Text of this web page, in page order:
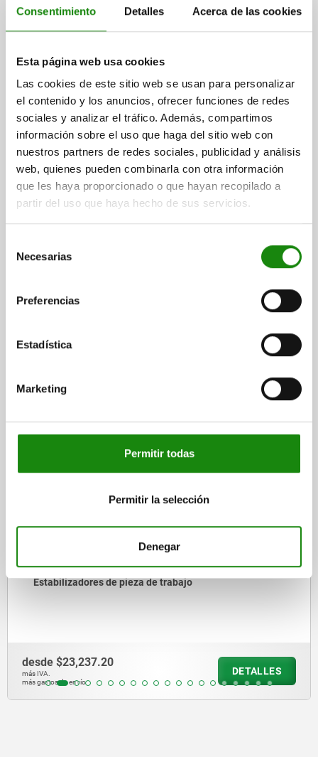
Consentimiento Detalles Acerca de las cookies
Esta página web usa cookies
Las cookies de este sitio web se usan para personalizar
el contenido y los anuncios, ofrecer funciones de redes
sociales y analizar el tráfico. Además, compartimos
información sobre el uso que haga del sitio web con
nuestros partners de redes sociales, publicidad y análisis
web, quienes pueden combinarla con otra información
que les haya proporcionado o que hayan recopilado a
partir del uso que haya hecho de sus servicios.
Necesarias
Preferencias
Estadística
Marketing
Permitir todas
Permitir la selección
Denegar
BOLA DE SUJECIÓN PARA UNIDAD DE APRIETE TE,
CON BOLA ESFÉRICA TA.50 D1=M16X20,5, FORMA:B,
ACERO, D=50
DIÁMETRO DE BOLA=50
D2=49
Referencia:02408-250
$5,244.93
más gastos de envío
DETALLES
DETALLES
CAD
DESCARGAS
Otros clientes también
DETALLES
Tornillos de apoyo
más gastos de envío